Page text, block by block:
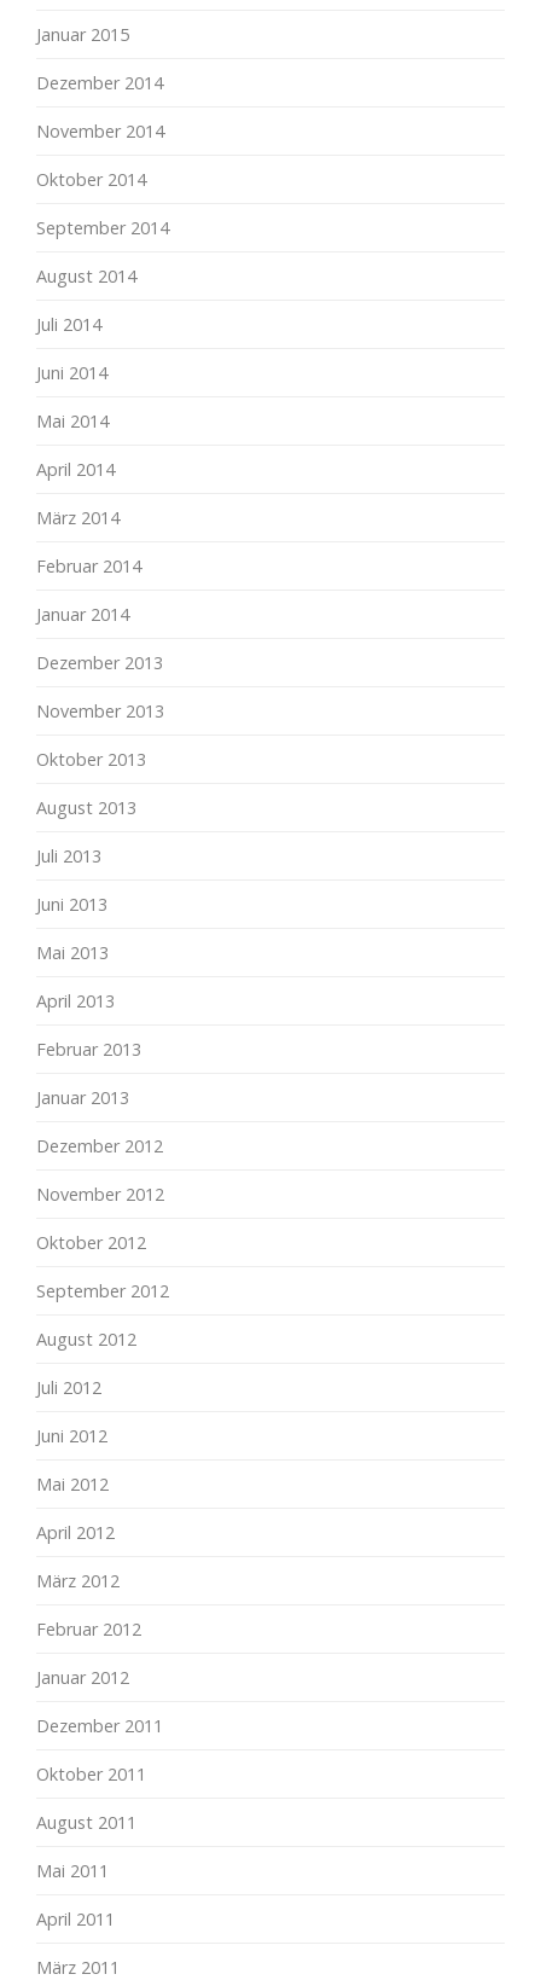
Januar 2015
Dezember 2014
November 2014
Oktober 2014
September 2014
August 2014
Juli 2014
Juni 2014
Mai 2014
April 2014
März 2014
Februar 2014
Januar 2014
Dezember 2013
November 2013
Oktober 2013
August 2013
Juli 2013
Juni 2013
Mai 2013
April 2013
Februar 2013
Januar 2013
Dezember 2012
November 2012
Oktober 2012
September 2012
August 2012
Juli 2012
Juni 2012
Mai 2012
April 2012
März 2012
Februar 2012
Januar 2012
Dezember 2011
Oktober 2011
August 2011
Mai 2011
April 2011
März 2011